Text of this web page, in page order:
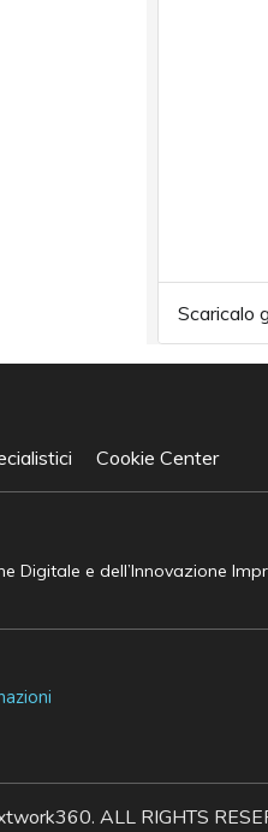
Scaricalo
Cookie Center
e dell’Innovazione
ALL RIGHTS